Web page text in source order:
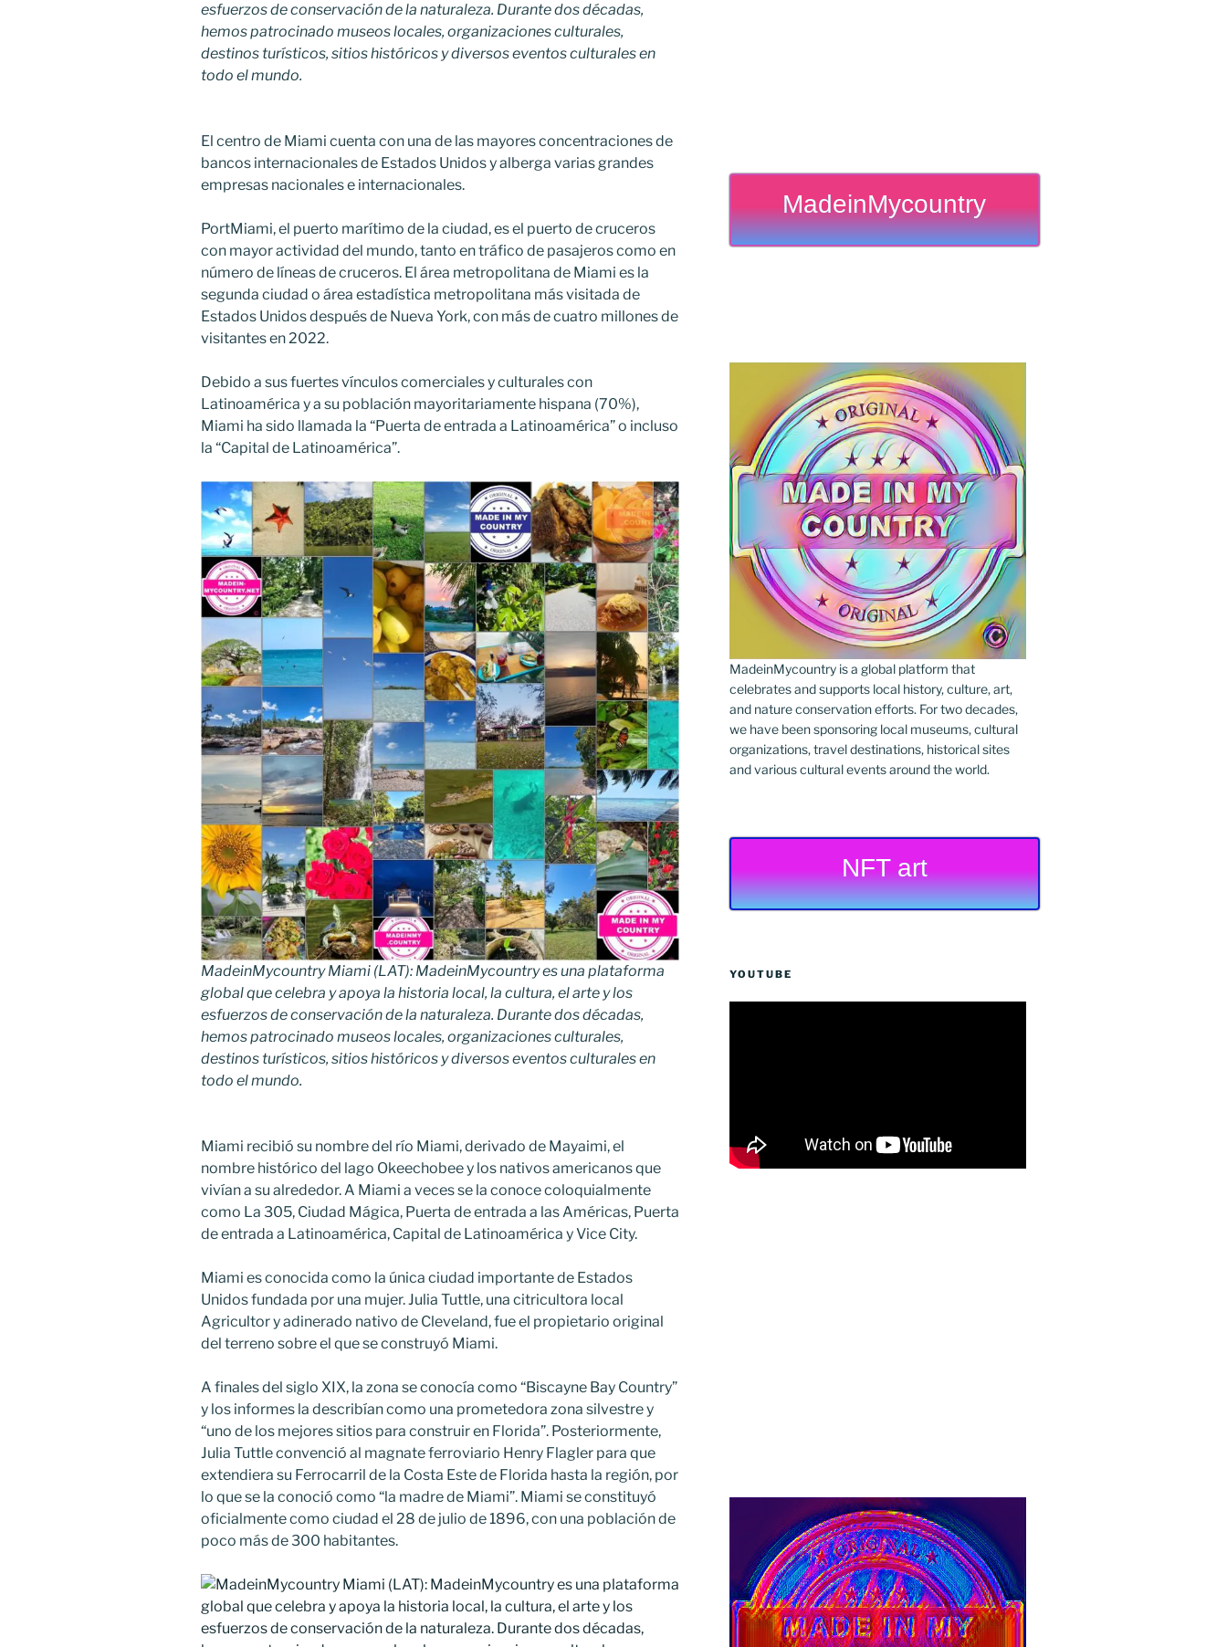
esfuerzos de conservación de la naturaleza. Durante dos décadas,
hemos patrocinado museos locales, organizaciones culturales,
destinos turísticos, sitios históricos y diversos eventos culturales en
todo el mundo.
El centro de Miami cuenta con una de las mayores concentraciones de
bancos internacionales de Estados Unidos y alberga varias grandes
empresas nacionales e internacionales.
PortMiami, el puerto marítimo de la ciudad, es el puerto de cruceros
con mayor actividad del mundo, tanto en tráfico de pasajeros como en
número de líneas de cruceros. El área metropolitana de Miami es la
segunda ciudad o área estadística metropolitana más visitada de
Estados Unidos después de Nueva York, con más de cuatro millones de
visitantes en 2022.
Debido a sus fuertes vínculos comerciales y culturales con
Latinoamérica y a su población mayoritariamente hispana (70%),
Miami ha sido llamada la “Puerta de entrada a Latinoamérica” ​​o incluso
la “Capital de Latinoamérica”.
MadeinMycountry Miami (LAT): MadeinMycountry es una plataforma
global que celebra y apoya la historia local, la cultura, el arte y los
esfuerzos de conservación de la naturaleza. Durante dos décadas,
hemos patrocinado museos locales, organizaciones culturales,
destinos turísticos, sitios históricos y diversos eventos culturales en
todo el mundo.
Miami recibió su nombre del río Miami, derivado de Mayaimi, el
nombre histórico del lago Okeechobee y los nativos americanos que
vivían a su alrededor. A Miami a veces se la conoce coloquialmente
como La 305, Ciudad Mágica, Puerta de entrada a las Américas, Puerta
de entrada a Latinoamérica, Capital de Latinoamérica y Vice City.
Miami es conocida como la única ciudad importante de Estados
Unidos fundada por una mujer. Julia Tuttle, una citricultora local
Agricultor y adinerado nativo de Cleveland, fue el propietario original
del terreno sobre el que se construyó Miami.
A finales del siglo XIX, la zona se conocía como “Biscayne Bay Country”
y los informes la describían como una prometedora zona silvestre y
“uno de los mejores sitios para construir en Florida”. Posteriormente,
Julia Tuttle convenció al magnate ferroviario Henry Flagler para que
extendiera su Ferrocarril de la Costa Este de Florida hasta la región, por
lo que se la conoció como “la madre de Miami”. Miami se constituyó
oficialmente como ciudad el 28 de julio de 1896, con una población de
poco más de 300 habitantes.
MadeinMycountry
MadeinMycountry is a global platform that
celebrates and supports local history, culture, art,
and nature conservation efforts. For two decades,
we have been sponsoring local museums, cultural
organizations, travel destinations, historical sites
and various cultural events around the world.
NFT art
YOUTUBE